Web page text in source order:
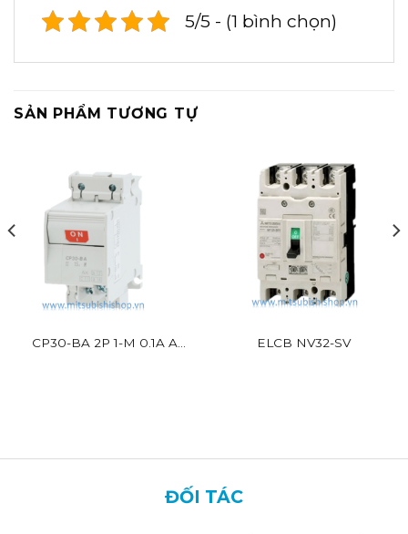
5/5 - (1 bình chọn)
SẢN PHẨM TƯƠNG TỰ
CP30-BA 2P 1-M 0.1A A
ELCB NV32-SV
ĐỐI TÁC